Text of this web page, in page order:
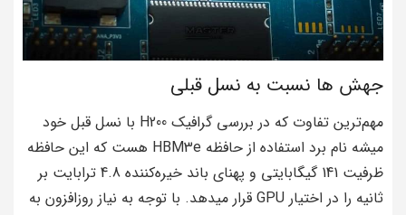
جهش ها نسبت به نسل قبلی
مهم‌ترین تفاوت که در بررسی گرافیک H200 با نسل قبل خود
میشه نام برد استفاده از حافظه HBM3e هست که این حافظه
ظرفیت 141 گیگابایتی و پهنای باند خیره‌کننده 4.8 ترابایت بر
ثانیه را در اختیار GPU قرار میدهد. با توجه به نیاز روزافزون به